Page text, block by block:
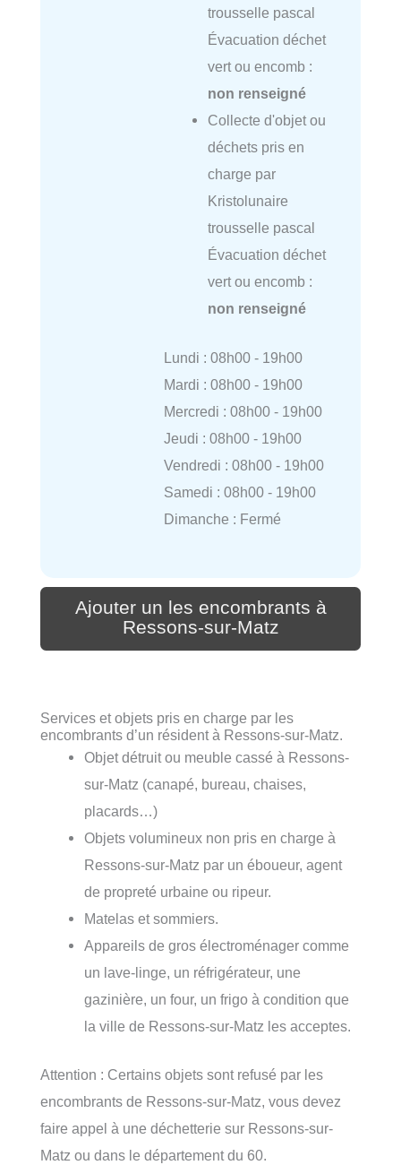
trousselle pascal
Évacuation déchet
vert ou encomb :
non renseigné
Collecte d'objet ou
déchets pris en
charge par
Kristolunaire
trousselle pascal
Évacuation déchet
vert ou encomb :
non renseigné
Lundi : 08h00 - 19h00
Mardi : 08h00 - 19h00
Mercredi : 08h00 - 19h00
Jeudi : 08h00 - 19h00
Vendredi : 08h00 - 19h00
Samedi : 08h00 - 19h00
Dimanche : Fermé
Ajouter un les encombrants à
Ressons-sur-Matz
Services et objets pris en charge par les
encombrants d’un résident à Ressons-sur-Matz.
Objet détruit ou meuble cassé à Ressons-
sur-Matz (canapé, bureau, chaises,
placards…)
Objets volumineux non pris en charge à
Ressons-sur-Matz par un éboueur, agent
de propreté urbaine ou ripeur.
Matelas et sommiers.
Appareils de gros électroménager comme
un lave-linge, un réfrigérateur, une
gazinière, un four, un frigo à condition que
la ville de Ressons-sur-Matz les acceptes.
Attention : Certains objets sont refusé par les
encombrants de Ressons-sur-Matz, vous devez
faire appel à une déchetterie sur Ressons-sur-
Matz ou dans le département du 60.